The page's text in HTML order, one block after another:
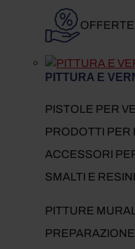
PITTURA E
PISTOLE PER
PRODOTTI PER
ACCESSORI
SMALTI E
PITTURE